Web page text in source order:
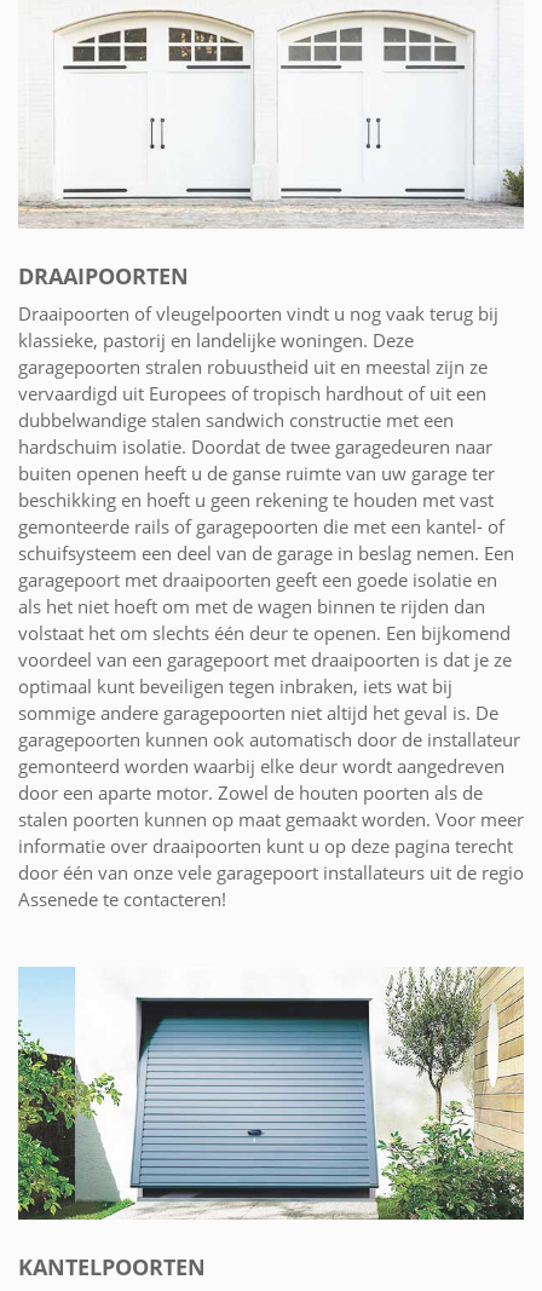
DRAAIPOORTEN
Draaipoorten of vleugelpoorten vindt u nog vaak terug bij
klassieke, pastorij en landelijke woningen. Deze
garagepoorten stralen robuustheid uit en meestal zijn ze
vervaardigd uit Europees of tropisch hardhout of uit een
dubbelwandige stalen sandwich constructie met een
hardschuim isolatie. Doordat de twee garagedeuren naar
buiten openen heeft u de ganse ruimte van uw garage ter
beschikking en hoeft u geen rekening te houden met vast
gemonteerde rails of garagepoorten die met een kantel- of
schuifsysteem een deel van de garage in beslag nemen. Een
garagepoort met draaipoorten geeft een goede isolatie en
als het niet hoeft om met de wagen binnen te rijden dan
volstaat het om slechts één deur te openen. Een bijkomend
voordeel van een garagepoort met draaipoorten is dat je ze
optimaal kunt beveiligen tegen inbraken, iets wat bij
sommige andere garagepoorten niet altijd het geval is. De
garagepoorten kunnen ook automatisch door de installateur
gemonteerd worden waarbij elke deur wordt aangedreven
door een aparte motor. Zowel de houten poorten als de
stalen poorten kunnen op maat gemaakt worden. Voor meer
informatie over draaipoorten kunt u op deze pagina terecht
door één van onze vele garagepoort installateurs uit de regio
Assenede te contacteren!
KANTELPOORTEN